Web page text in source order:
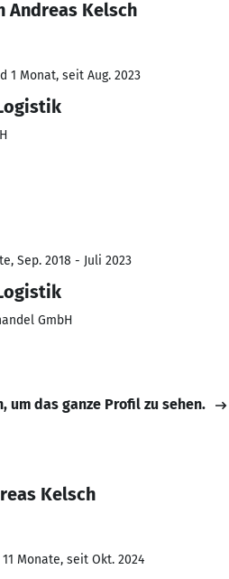
Andreas Kelsch
1 Monat, seit Aug. 2023
Sep. 2018 - Juli 2023
GmbH
um das ganze Profil zu sehen.
Kelsch
11 Monate, seit Okt. 2024